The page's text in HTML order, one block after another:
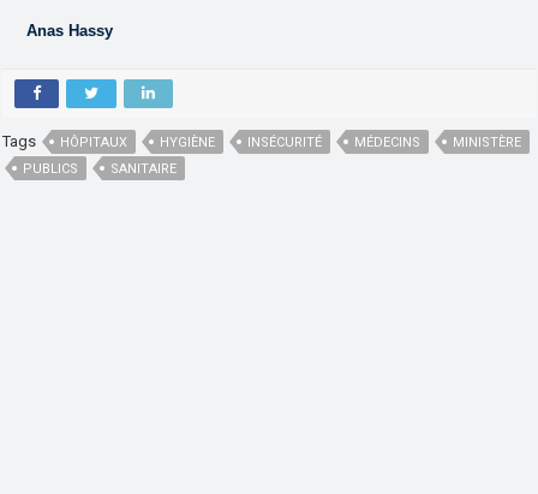
Anas Hassy
Tags HÔPITAUX HYGIÈNE INSÉCURITÉ MÉDECINS
MINISTÈRE
PUBLICS
SANITAIRE